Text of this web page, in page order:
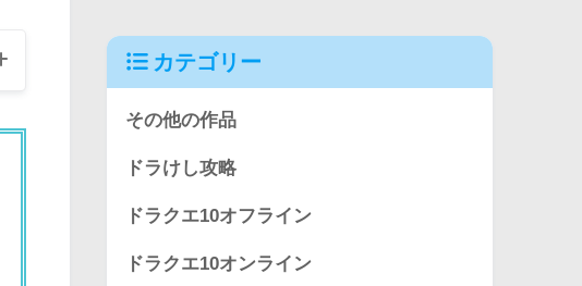
カテゴリー
その他の作品
ドラけし攻略
ドラクエ10オフライン
ドラクエ10オンライン